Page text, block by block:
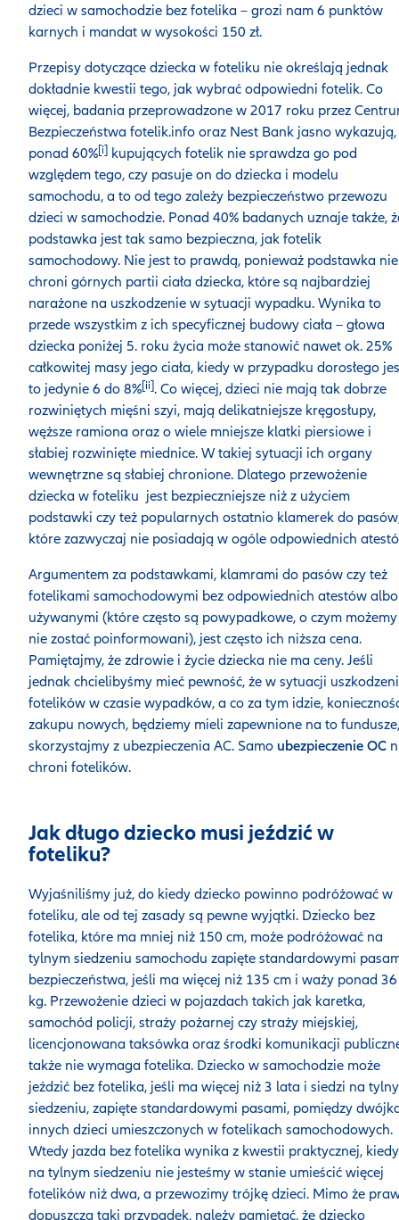
dzieci w samochodzie bez fotelika – grozi nam 6 punktów
karnych i mandat w wysokości 150 zł.
Przepisy dotyczące dziecka w foteliku nie określają jednak
dokładnie kwestii tego, jak wybrać odpowiedni fotelik. Co
więcej, badania przeprowadzone w 2017 roku przez
Bezpieczeństwa fotelik.info oraz Nest Bank jasno wykazują,
ponad 60%[i] kupujących fotelik nie sprawdza go pod
względem tego, czy pasuje on do dziecka i modelu
samochodu, a to od tego zależy bezpieczeństwo przewozu
dzieci w samochodzie. Ponad 40% badanych uznaje także,
podstawka jest tak samo bezpieczna, jak fotelik
samochodowy. Nie jest to prawdą, ponieważ podstawka nie
chroni górnych partii ciała dziecka, które są najbardziej
narażone na uszkodzenie w sytuacji wypadku. Wynika to
przede wszystkim z ich specyficznej budowy ciała – głowa
dziecka poniżej 5. roku życia może stanowić nawet ok. 25%
całkowitej masy jego ciała, kiedy w przypadku dorosłego
to jedynie 6 do 8%[ii]. Co więcej, dzieci nie mają tak dobrze
rozwiniętych mięśni szyi, mają delikatniejsze kręgosłupy,
węższe ramiona oraz o wiele mniejsze klatki piersiowe i
słabiej rozwinięte miednice. W takiej sytuacji ich organy
wewnętrzne są słabiej chronione. Dlatego przewożenie
dziecka w foteliku jest bezpieczniejsze niż z użyciem
podstawki czy też popularnych ostatnio klamerek do
które zazwyczaj nie posiadają w ogóle odpowiednich
Argumentem za podstawkami, klamrami do pasów czy też
fotelikami samochodowymi bez odpowiednich atestów albo
używanymi (które często są powypadkowe, o czym możemy
nie zostać poinformowani), jest często ich niższa cena.
Pamiętajmy, że zdrowie i życie dziecka nie ma ceny. Jeśli
jednak chcielibyśmy mieć pewność, że w sytuacji
fotelików w czasie wypadków, a co za tym idzie,
zakupu nowych, będziemy mieli zapewnione na to fundusze,
skorzystajmy z ubezpieczenia AC. Samo ubezpieczenie OC
chroni fotelików.
Jak długo dziecko musi jeździć w
foteliku?
Wyjaśniliśmy już, do kiedy dziecko powinno podróżować w
foteliku, ale od tej zasady są pewne wyjątki. Dziecko bez
fotelika, które ma mniej niż 150 cm, może podróżować na
tylnym siedzeniu samochodu zapięte standardowymi
bezpieczeństwa, jeśli ma więcej niż 135 cm i waży ponad 36
kg. Przewożenie dzieci w pojazdach takich jak karetka,
samochód policji, straży pożarnej czy straży miejskiej,
licencjonowana taksówka oraz środki komunikacji
także nie wymaga fotelika. Dziecko w samochodzie może
jeździć bez fotelika, jeśli ma więcej niż 3 lata i siedzi na
siedzeniu, zapięte standardowymi pasami, pomiędzy
innych dzieci umieszczonych w fotelikach samochodowych.
Wtedy jazda bez fotelika wynika z kwestii praktycznej, kiedy
na tylnym siedzeniu nie jesteśmy w stanie umieścić więcej
fotelików niż dwa, a przewozimy trójkę dzieci. Mimo że
dopuszcza taki przypadek, należy pamiętać, że dziecko